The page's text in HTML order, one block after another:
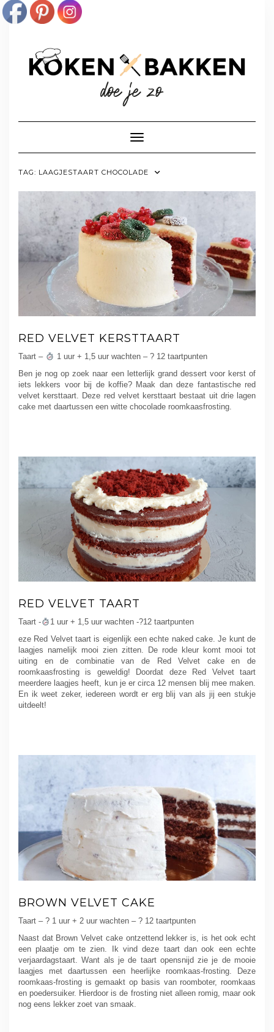
Toggle navigatie
TAG: LAAGJESTAART CHOCOLADE
RED VELVET KERSTTAART
Taart –
1 uur + 1,5 uur wachten – ? 12 taartpunten
Ben je nog op zoek naar een letterlijk grand dessert voor kerst of
iets lekkers voor bij de koffie? Maak dan deze fantastische red
velvet kersttaart. Deze red velvet kersttaart bestaat uit drie lagen
cake met daartussen een witte chocolade roomkaasfrosting.
RED VELVET TAART
Taart -
1 uur + 1,5 uur wachten -?12 taartpunten
eze Red Velvet taart is eigenlijk een echte naked cake. Je kunt de
laagjes namelijk mooi zien zitten. De rode kleur komt mooi tot
uiting en de combinatie van de Red Velvet cake en de
roomkaasfrosting is geweldig! Doordat deze Red Velvet taart
meerdere laagjes heeft, kun je er circa 12 mensen blij mee maken.
En ik weet zeker, iedereen wordt er erg blij van als jij een stukje
uitdeelt!
BROWN VELVET CAKE
Taart – ? 1 uur + 2 uur wachten – ? 12 taartpunten
Naast dat Brown Velvet cake ontzettend lekker is, is het ook echt
een plaatje om te zien. Ik vind deze taart dan ook een echte
verjaardagstaart. Want als je de taart opensnijd zie je de mooie
laagjes met daartussen een heerlijke roomkaas-frosting. Deze
roomkaas-frosting is gemaakt op basis van roomboter, roomkaas
en poedersuiker. Hierdoor is de frosting niet alleen romig, maar ook
nog eens lekker zoet van smaak.